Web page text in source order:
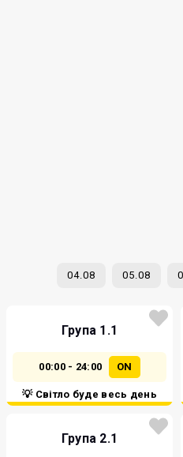
04.08 05.08
Група 1.1
00:00 - 24:00 ON
💡 Світло буде весь день
Група 2.1